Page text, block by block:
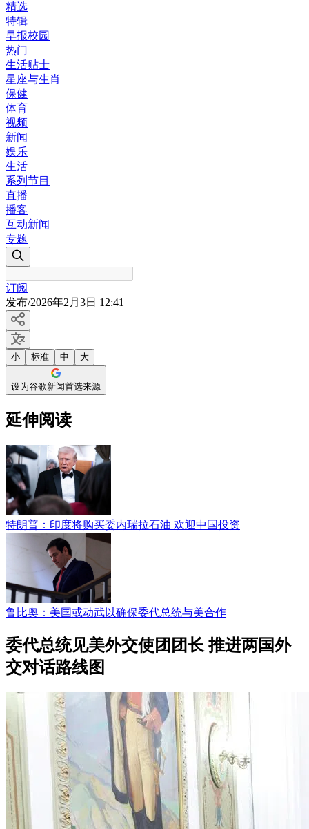
精选
特辑
早报校园
热门
生活贴士
星座与生肖
保健
体育
视频
新闻
娱乐
生活
系列节目
直播
播客
互动新闻
专题
订阅
发布/2026年2月3日 12:41
小 标准 中 大
设为谷歌新闻首选来源
延伸阅读
特朗普：印度将购买委内瑞拉石油 欢迎中国投资
鲁比奥：美国或动武以确保委代总统与美合作
委代总统见美外交使团团长 推进两国外
交对话路线图